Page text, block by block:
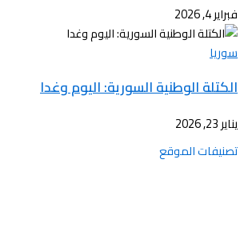
فبراير 4, 2026
سوريا
الكتلة الوطنية السورية: اليوم وغدا
يناير 23, 2026
تصنيفات الموقع